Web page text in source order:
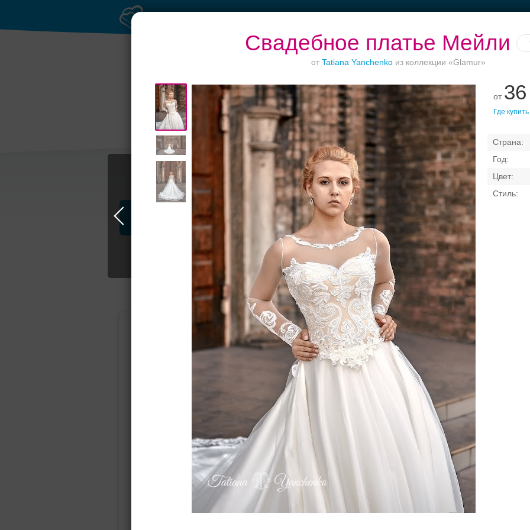
Свадебное платье Мейли
от Tatiana Yanchenkoиз коллекции «Glamur»
от
Где купить
Банкетные залы до
50 гостей
Банкет до 1500 руб.
Рестораны с
верандами
Торжество в
Петергофе
Профессионалы и услуги Свадебные платья Банкет Транспорт
Свадьба в Петербурге Свадебные платья
Подбор свадебного платья
По стилю
Прямое Русалка